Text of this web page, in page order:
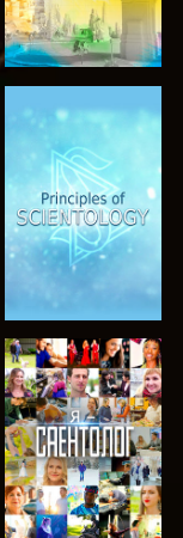
СМОТРЕТЬ
ПЕРЕДАЧИ
СМОТРЕТЬ